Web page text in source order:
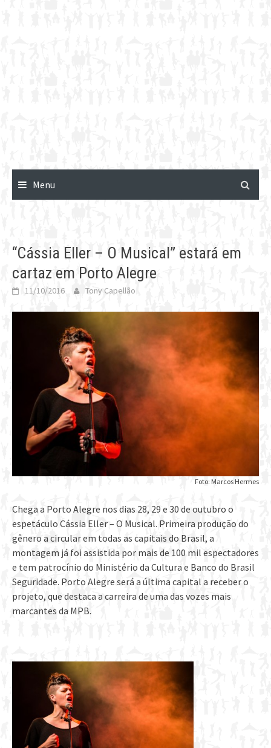
Menu
“Cássia Eller – O Musical” estará em
cartaz em Porto Alegre
11/10/2016 Tony Capellão
Foto: Marcos Hermes
Chega a Porto Alegre nos dias 28, 29 e 30 de outubro o
espetáculo Cássia Eller – O Musical. Primeira produção do
gênero a circular em todas as capitais do Brasil, a
montagem já foi assistida por mais de 100 mil espectadores
e tem patrocínio do Ministério da Cultura e Banco do Brasil
Seguridade. Porto Alegre será a última capital a receber o
projeto, que destaca a carreira de uma das vozes mais
marcantes da MPB.